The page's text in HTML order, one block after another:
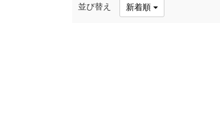
並び替え 新着順